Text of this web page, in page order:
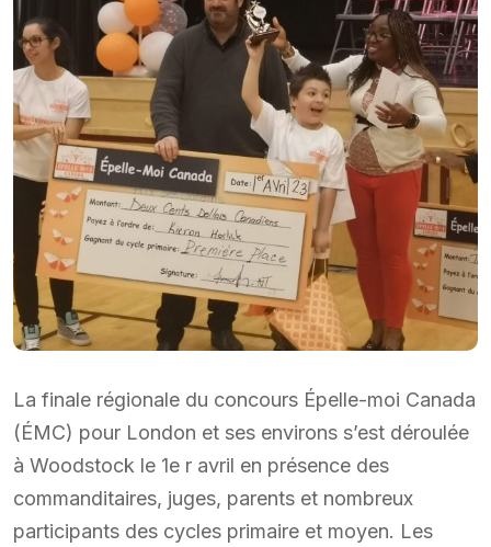
La finale régionale du concours Épelle-moi Canada
(ÉMC) pour London et ses environs s’est déroulée
à Woodstock le 1e r avril en présence des
commanditaires, juges, parents et nombreux
participants des cycles primaire et moyen. Les